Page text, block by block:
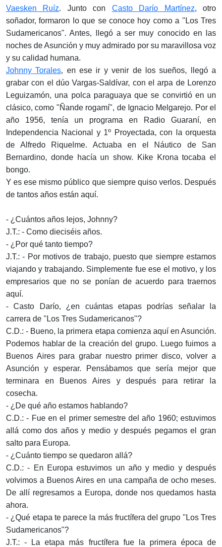
Vaesken Ruíz. Junto con Casto Darío Martínez, otro
soñador, formaron lo que se conoce hoy como a "Los Tres
Sudamericanos". Antes, llegó a ser muy conocido en las
noches de Asunción y muy admirado por su maravillosa voz
y su calidad humana.
Johnny Torales, en ese ir y venir de los sueños, llegó a
grabar con el dúo Vargas-Saldívar, con el arpa de Lorenzo
Leguizamón, una polca paraguaya que se convirtió en un
clásico, como "Ñande rogamí", de Ignacio Melgarejo. Por el
año 1956, tenía un programa en Radio Guaraní, en
Independencia Nacional y 1º Proyectada, con la orquesta
de Alfredo Riquelme. Actuaba en el Náutico de San
Bernardino, donde hacía un show. Kike Krona tocaba el
bongo.
Y es ese mismo público que siempre quiso verlos. Después
de tantos años están aquí.
- ¿Cuántos años lejos, Johnny?
J.T.: - Como dieciséis años.
- ¿Por qué tanto tiempo?
J.T.: - Por motivos de trabajo, puesto que siempre estamos
viajando y trabajando. Simplemente fue ese el motivo, y los
empresarios que no se ponían de acuerdo para traernos
aquí.
- Casto Darío, ¿en cuántas etapas podrías señalar la
carrera de "Los Tres Sudamericanos"?
C.D.: - Bueno, la primera etapa comienza aquí en Asunción.
Podemos hablar de la creación del grupo. Luego fuimos a
Buenos Aires para grabar nuestro primer disco, volver a
Asunción y esperar. Pensábamos que sería mejor que
terminara en Buenos Aires y después para retirar la
cosecha.
- ¿De qué año estamos hablando?
C.D.: - Fue en el primer semestre del año 1960; estuvimos
allá como dos años y medio y después pegamos el gran
salto para Europa.
- ¿Cuánto tiempo se quedaron allá?
C.D.: - En Europa estuvimos un año y medio y después
volvimos a Buenos Aires en una campaña de ocho meses.
De allí regresamos a Europa, donde nos quedamos hasta
ahora.
- ¿Qué etapa te parece la más fructífera del grupo "Los Tres
Sudamericanos"?
J.T.: - La etapa más fructífera fue la primera época de